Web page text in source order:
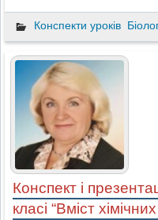
Конспекти уроків
Конспект і
класі “Вміст